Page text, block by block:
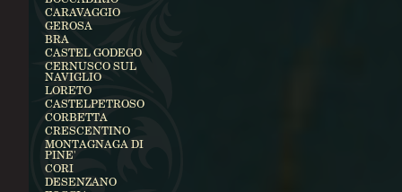
CARAVAGGIO
GEROSA
BRA
CASTEL GODEGO
CERNUSCO SUL
NAVIGLIO
LORETO
CASTELPETROSO
CORBETTA
CRESCENTINO
MONTAGNAGA DI
PINE'
CORI
DESENZANO